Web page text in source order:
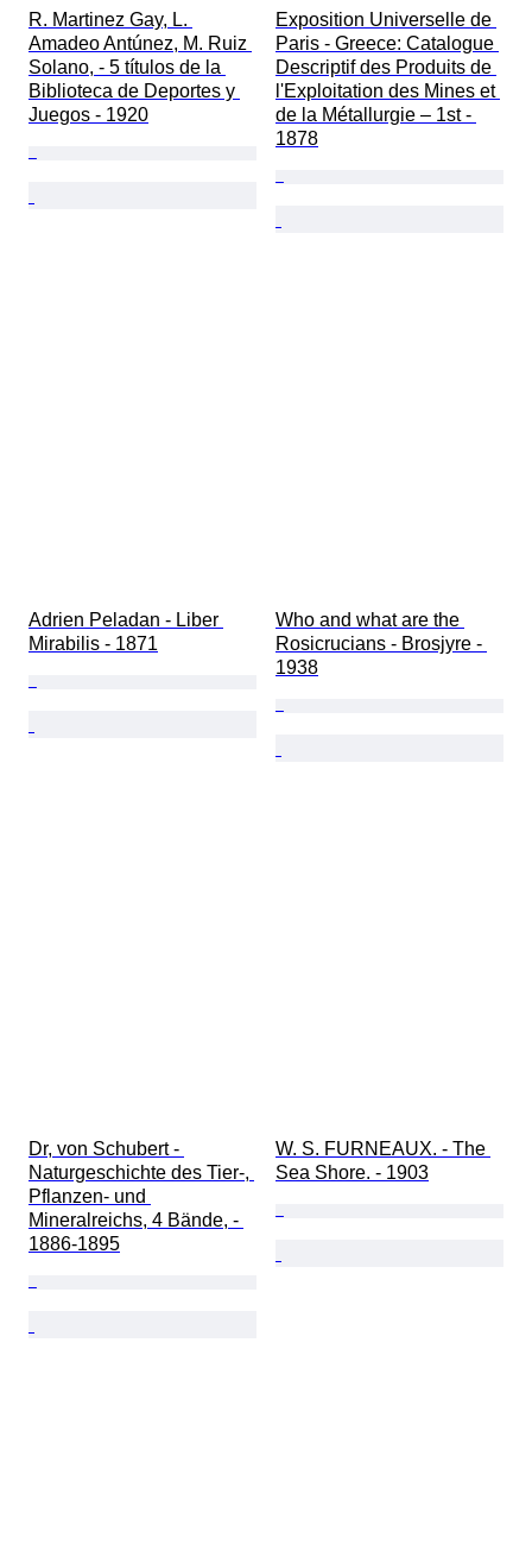
R. Martinez Gay, L.
Amadeo Antúnez, M. Ruiz
Solano, - 5 títulos de la
Biblioteca de Deportes y
Juegos - 1920
Exposition Universelle de
Paris - Greece: Catalogue
Descriptif des Produits de
l'Exploitation des Mines et
de la Métallurgie – 1st -
1878
Adrien Peladan - Liber
Mirabilis - 1871
Who and what are the
Rosicrucians - Brosjyre -
1938
Dr, von Schubert -
Naturgeschichte des Tier-,
Pflanzen- und
Mineralreichs, 4 Bände, -
1886-1895
W. S. FURNEAUX. - The
Sea Shore. - 1903